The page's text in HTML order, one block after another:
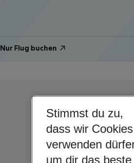
Nur Flug buchen
Stimmst du zu,
dass wir Cookies
verwenden
um dir das beste